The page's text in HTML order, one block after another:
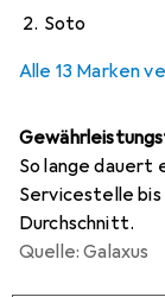
2. Soto
Alle 13 Marken
So lange dauert
Servicestelle
Durchschnitt.
Quelle: Galaxus